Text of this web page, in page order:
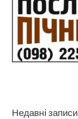
Недавні записи